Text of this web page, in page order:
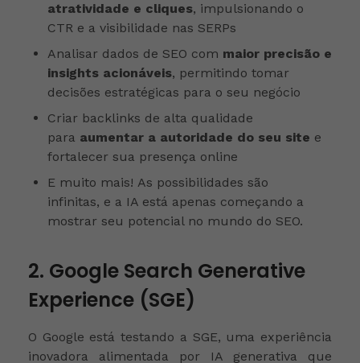
atratividade e cliques, impulsionando o
CTR e a visibilidade nas SERPs
Analisar dados de SEO com maior precisão e
insights acionáveis, permitindo tomar
decisões estratégicas para o seu negócio
Criar backlinks de alta qualidade
para aumentar a autoridade do seu site e
fortalecer sua presença online
E muito mais! As possibilidades são
infinitas, e a IA está apenas começando a
mostrar seu potencial no mundo do SEO.
2. Google Search Generative
Experience (SGE)
O Google está testando a SGE, uma experiência
inovadora alimentada por IA generativa que